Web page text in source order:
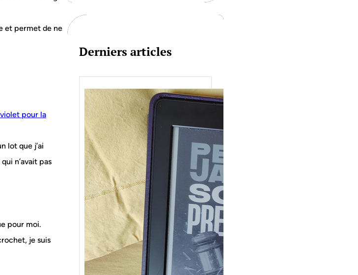
et permet de ne
pour la
lot que j’ai
n’avait pas
pour moi.
je suis
h
Derniers articles
Je bouquine #149
Sans grande surprise, j’ai
replongé dans la série
« Roy Grace »…